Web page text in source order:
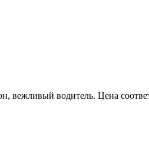
вежливый водитель. Цена